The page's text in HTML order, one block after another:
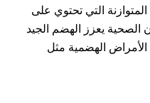
التي تحتوي على
الصحية يعزز الهضم الجيد
الهضمية مثل